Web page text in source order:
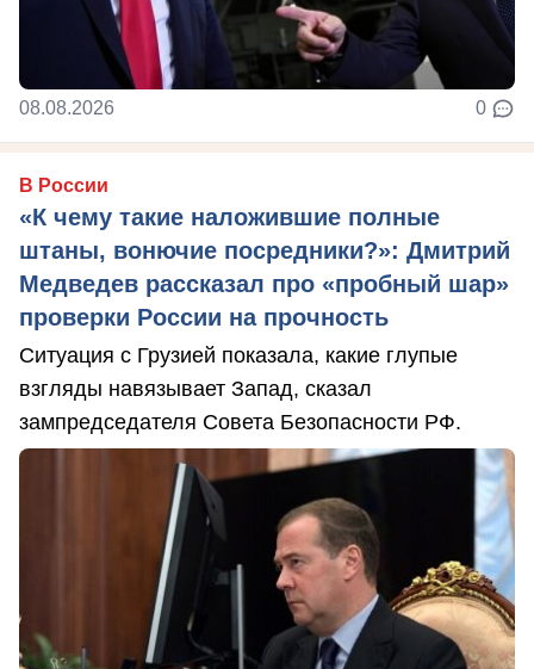
08.08.2026 0
В России
«К чему такие наложившие полные
штаны, вонючие посредники?»: Дмитрий
Медведев рассказал про «пробный шар»
проверки России на прочность
Ситуация с Грузией показала, какие глупые
взгляды навязывает Запад, сказал
зампредседателя Совета Безопасности РФ.